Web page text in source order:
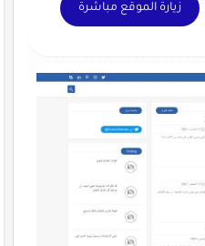
زيارة الموقع مباشرة